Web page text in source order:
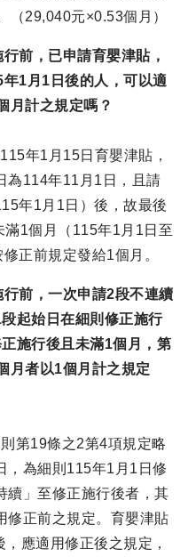
（29,040元×0.53個月）
前，已申請育嬰津貼，
1月1日後的人，可以適
月計之規定嗎？
年1月15日育嬰津貼，
為114年11月1日，且請
年1月1日）後，故最後
1個月（115年1月1日至
正前規定發給1個月。
前，一次申請2段不連續
起始日在細則修正施行
施行後且未滿1個月，第
月者以1個月計之規定
第19條之2第4項規定略
，為細則115年1月1日修
續」至修正施行後者，其
修正前之規定。育嬰津貼
應適用修正後之規定，